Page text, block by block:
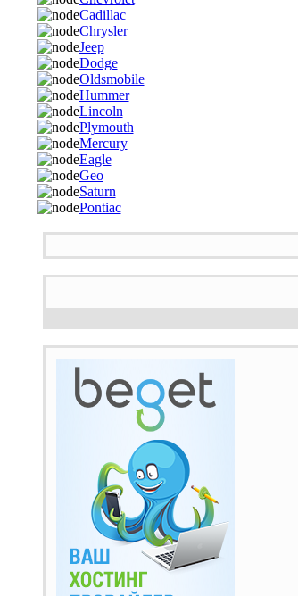
Cadillac
Chrysler
Jeep
Dodge
Oldsmobile
Hummer
Lincoln
Plymouth
Mercury
Eagle
Geo
Saturn
Pontiac